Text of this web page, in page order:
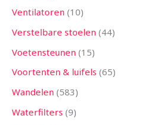
Ventilatoren 10
Verstelbare stoelen 44
Voetensteunen 15
Voortenten & luifels 65
Wandelen 583
Waterfilters 9